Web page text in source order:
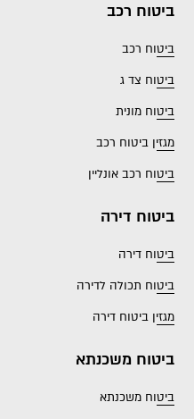
ביטוח רכב
ביטוח רכב
ביטוח צד ג
ביטוח מונית
מגזין ביטוח רכב
ביטוח רכב אונליין
ביטוח דירה
ביטוח דירה
ביטוח תכולה לדירה
מגזין ביטוח דירה
ביטוח משכנתא
ביטוח משכנתא